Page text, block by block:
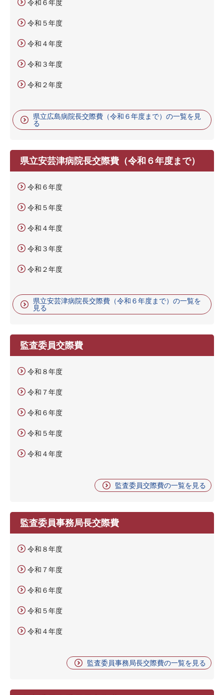
令和６年度
令和５年度
令和４年度
令和３年度
令和２年度
県立広島病院長交際費（令和６年度まで）の一覧を見
る
県立安芸津病院長交際費（令和６年度まで）
令和６年度
令和５年度
令和４年度
令和３年度
令和２年度
県立安芸津病院長交際費（令和６年度まで）の一覧を
見る
監査委員交際費
令和８年度
令和７年度
令和６年度
令和５年度
令和４年度
監査委員交際費の一覧を見る
監査委員事務局長交際費
令和８年度
令和７年度
令和６年度
令和５年度
令和４年度
監査委員事務局長交際費の一覧を見る